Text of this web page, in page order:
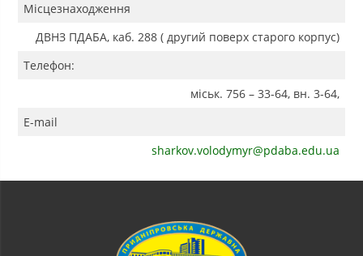
Місцезнаходження
ДВНЗ ПДАБА, каб. 288 ( другий поверх старого корпус)
Телефон:
міськ. 756 – 33-64, вн. 3-64,
E-mail
sharkov.volodymyr@pdaba.edu.ua